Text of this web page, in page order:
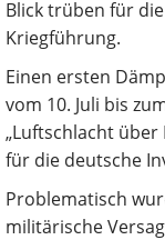
Blick trüben für
Kriegführung.
Einen ersten
vom 10. Juli bis
„Luftschlacht über
für die deutsche
Problematisch
militärische